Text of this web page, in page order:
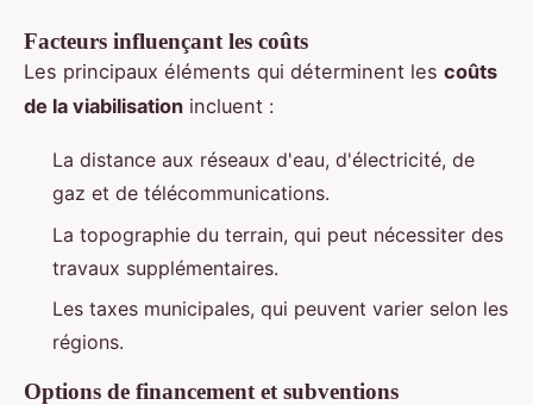
Facteurs influençant les coûts
Les principaux éléments qui déterminent les coûts
de la viabilisation incluent :
La distance aux réseaux d'eau, d'électricité, de
gaz et de télécommunications.
La topographie du terrain, qui peut nécessiter des
travaux supplémentaires.
Les taxes municipales, qui peuvent varier selon les
régions.
Options de financement et subventions